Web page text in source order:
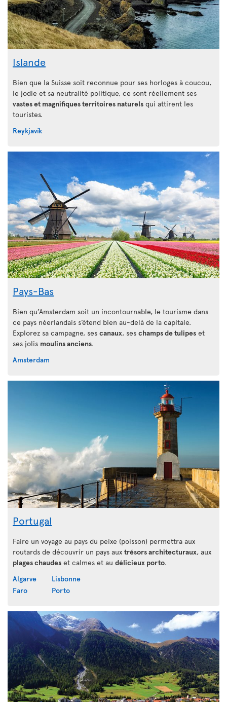
Islande
Bien que la Suisse soit reconnue pour ses horloges à coucou,
le jodle et sa neutralité politique, ce sont réellement ses
vastes et magnifiques territoires naturels qui attirent les
touristes.
Reykjavík
Pays-Bas
Bien qu’Amsterdam soit un incontournable, le tourisme dans
ce pays néerlandais s’étend bien au-delà de la capitale.
Explorez sa campagne, ses canaux, ses champs de tulipes et
ses jolis moulins anciens.
Amsterdam
Portugal
Faire un voyage au pays du peixe (poisson) permettra aux
routards de découvrir un pays aux trésors architecturaux, aux
plages chaudes et calmes et au délicieux porto.
Algarve
Faro
Lisbonne
Porto